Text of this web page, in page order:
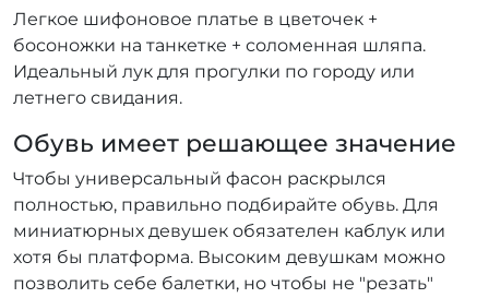
Легкое шифоновое платье в цветочек +
босоножки на танкетке + соломенная шляпа.
Идеальный лук для прогулки по городу или
летнего свидания.
Обувь имеет решающее значение
Чтобы универсальный фасон раскрылся
полностью, правильно подбирайте обувь. Для
миниатюрных девушек обязателен каблук или
хотя бы платформа. Высоким девушкам можно
позволить себе балетки, но чтобы не "резать"